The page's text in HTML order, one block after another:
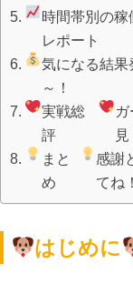
時間帯別の稼
レポート
気になる結果
～！
実戦総
評
見
まと
め
感謝
てね！
はじめに